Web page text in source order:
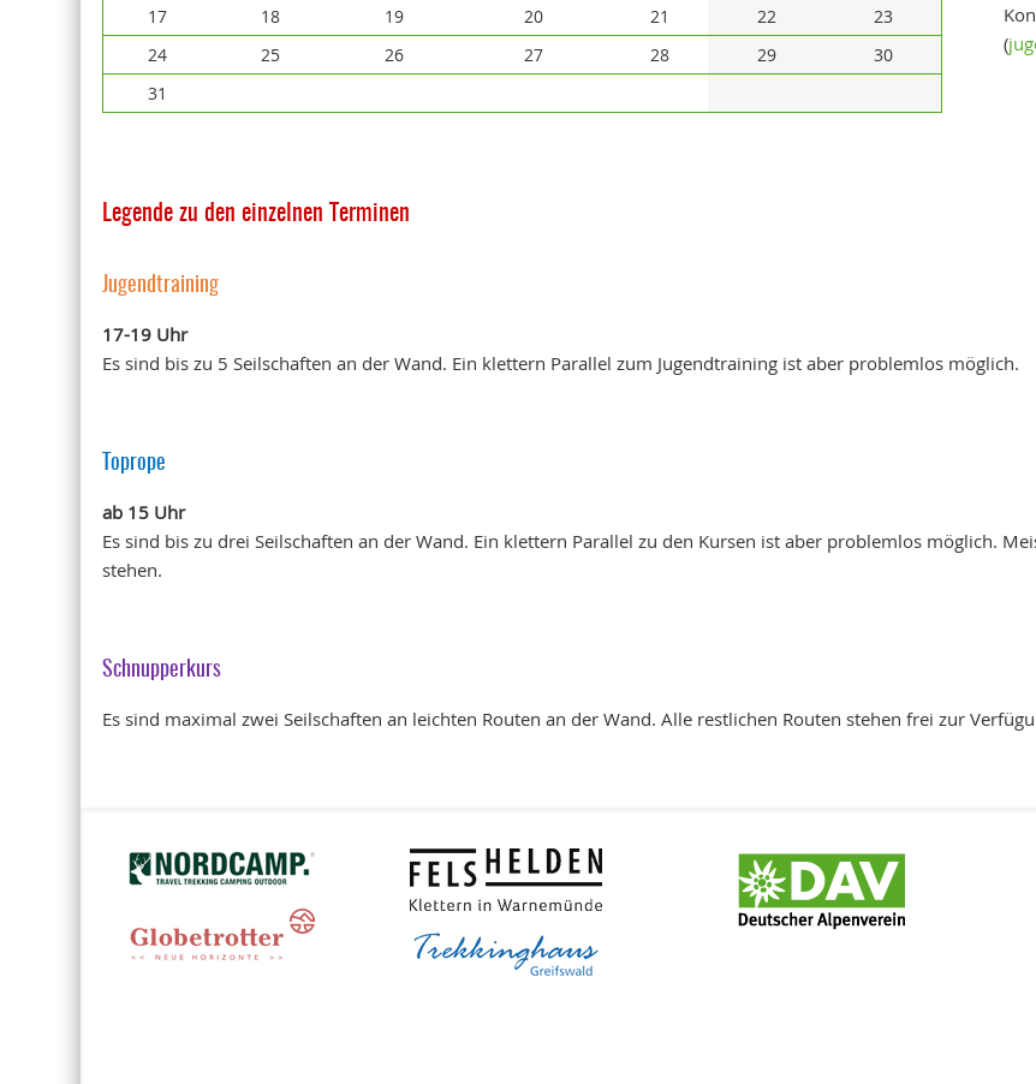
17
18 19 20 21 22
23
24
25 26 27 28 29
30
31
(
Legende zu den einzelnen Terminen
Jugendtraining
17-19 Uhr
Es sind bis zu 5 Seilschaften an der Wand. Ein klettern Parallel zum Jugendtraining ist aber problemlos möglich.
Toprope
ab 15 Uhr
Es sind bis zu drei Seilschaften an der Wand. Ein klettern Parallel zu den Kursen ist aber problemlos möglich.
stehen.
Schnupperkurs
Es sind maximal zwei Seilschaften an leichten Routen an der Wand. Alle restlichen Routen stehen frei zur